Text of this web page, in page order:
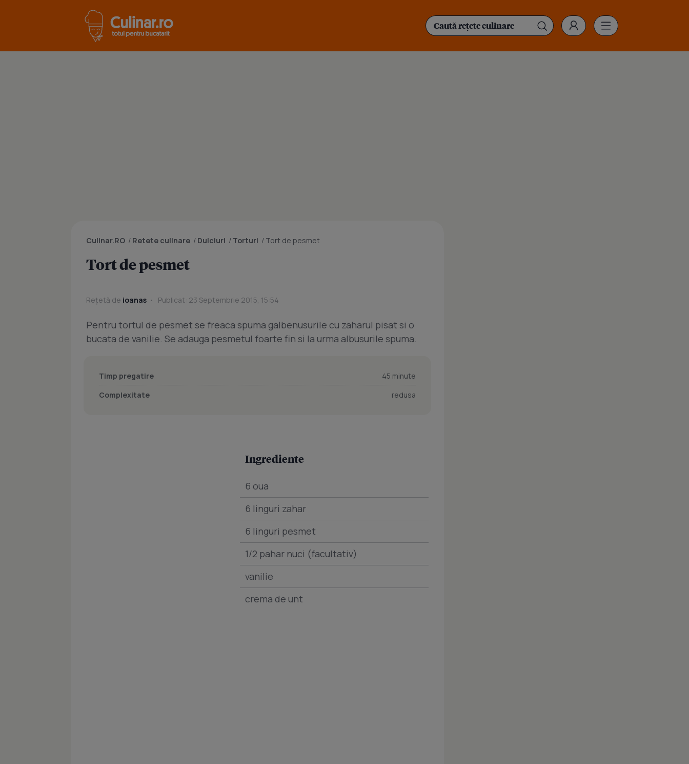
Culinar.RO / Retete culinare / Dulciuri / Torturi / Tort de pesmet
Tort de pesmet
Rețetă de ioanas Publicat: 23 Septembrie 2015, 15:54
Pentru tortul de pesmet se freaca spuma galbenusurile cu zaharul pisat si o
bucata de vanilie. Se adauga pesmetul foarte fin si la urma albusurile spuma.
Timp pregatire
45 minute
Complexitate
redusa
Ingrediente
6 oua
6 linguri zahar
6 linguri pesmet
1/2 pahar nuci (facultativ)
vanilie
crema de unt